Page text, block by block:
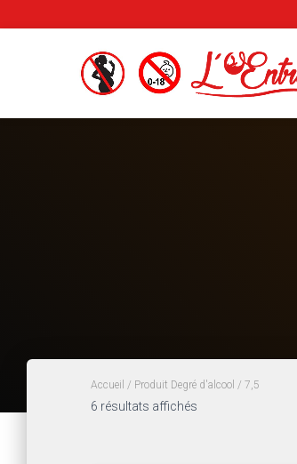
Accueil / Produit Degré d'alcool / 7,5
6 résultats affichés